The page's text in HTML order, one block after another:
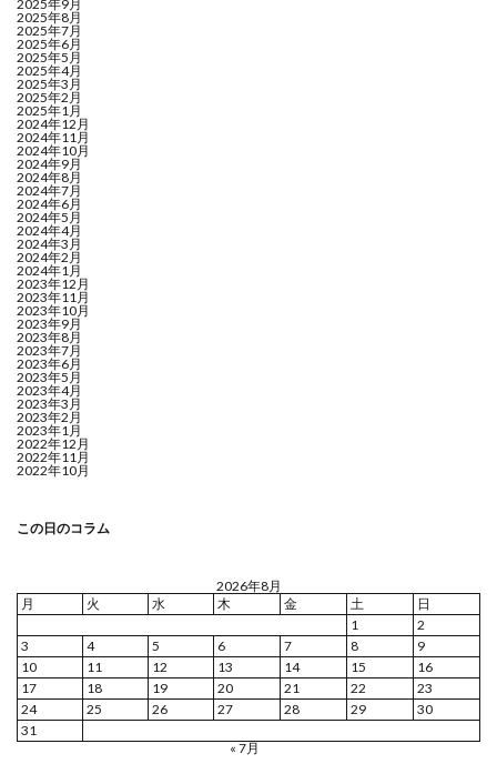
2025年9月
2025年8月
2025年7月
2025年6月
2025年5月
2025年4月
2025年3月
2025年2月
2025年1月
2024年12月
2024年11月
2024年10月
2024年9月
2024年8月
2024年7月
2024年6月
2024年5月
2024年4月
2024年3月
2024年2月
2024年1月
2023年12月
2023年11月
2023年10月
2023年9月
2023年8月
2023年7月
2023年6月
2023年5月
2023年4月
2023年3月
2023年2月
2023年1月
2022年12月
2022年11月
2022年10月
この日のコラム
2026年8月
月
火 水 木 金 土
日
1
2
3
4 5 6 7 8
9
10
11 12 13 14 15
16
17
18 19 20 21 22
23
24
25 26 27 28 29
30
31
« 7月